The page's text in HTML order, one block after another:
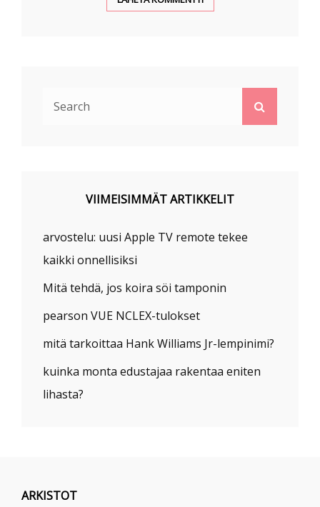
VIIMEISIMMÄT ARTIKKELIT
arvostelu: uusi Apple TV remote tekee
kaikki onnellisiksi
Mitä tehdä, jos koira söi tamponin
pearson VUE NCLEX-tulokset
mitä tarkoittaa Hank Williams Jr-lempinimi?
kuinka monta edustajaa rakentaa eniten
lihasta?
ARKISTOT